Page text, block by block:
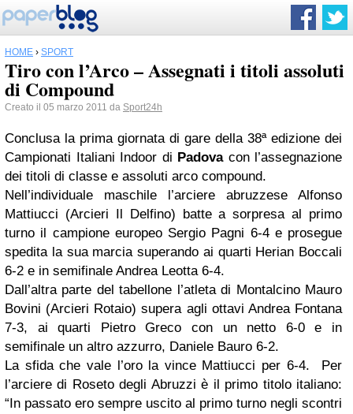
HOME › SPORT
Tiro con l’Arco – Assegnati i titoli assoluti
di Compound
Creato il 05 marzo 2011 da Sport24h
Conclusa la prima giornata di gare della 38ª edizione dei
Campionati Italiani Indoor di Padovacon l’assegnazione
dei titoli di classe e assoluti arco compound.
Nell’individuale maschile l’arciere abruzzese Alfonso
Mattiucci (Arcieri Il Delfino) batte a sorpresa al primo
turno il campione europeo Sergio Pagni 6-4 e prosegue
spedita la sua marcia superando ai quarti Herian Boccali
6-2 e in semifinale Andrea Leotta 6-4.
Dall’altra parte del tabellone l’atleta di Montalcino Mauro
Bovini (Arcieri Rotaio) supera agli ottavi Andrea Fontana
7-3, ai quarti Pietro Greco con un netto 6-0 e in
semifinale un altro azzurro, Daniele Bauro 6-2.
La sfida che vale l’oro la vince Mattiucci per 6-4. Per
l’arciere di Roseto degli Abruzzi è il primo titolo italiano:
“In passato ero sempre uscito al primo turno negli scontri